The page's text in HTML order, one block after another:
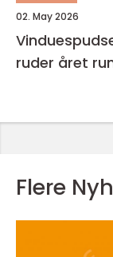
02. May 2026
Vinduespudser herning
ruder året
Flere